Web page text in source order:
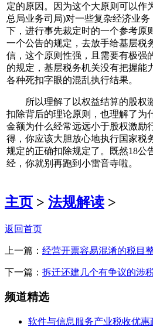
定的原因。因为这个大原则可以作
总局业务司局)对一些复杂经济业
下，进行事先裁定时的一个参考原
一个公告的规定，去放手给基层税
信，这个原则性强，且需要有极强
的规定，基层税务机关没有把握能
各种死扣字眼的混乱执行结果。
所以理解了以权益结算的股权
扣除背后的理论原则，也理解了为
金额为什么经常远远小于股权激励
得，你应该大胆放心地执行国家税
规定的正确扣除规定了。既然18公
经，你就别再跑到小雷音寺啦。
主页 > 法规解读 >
返回首页
上一篇： 经营开票容易混淆的税目
下一篇： 拆迁还建几个有争议的涉
频道精选
软件与信息服务产业税收优惠